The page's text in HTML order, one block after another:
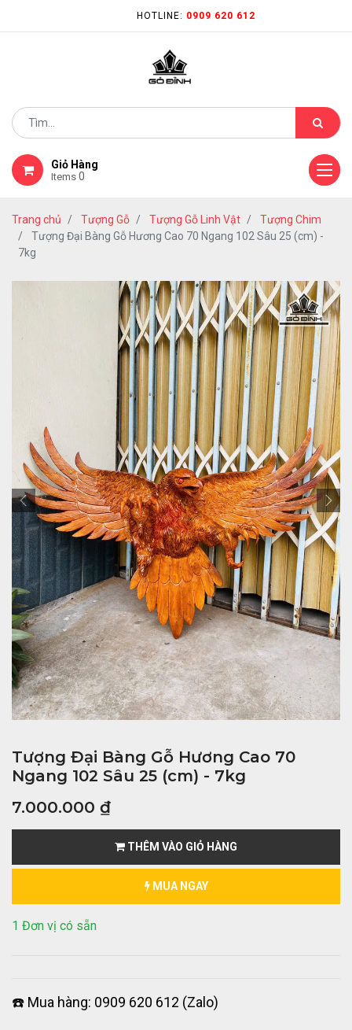
HOTLINE: 0909 620 612
Giỏ Hàng
Items 0
Trang chủ Tượng Gỗ Tượng Gỗ Linh Vật
Tượng Chim
Tượng Đại Bàng Gỗ Hương Cao 70 Ngang 102 Sâu 25 (cm) -
7kg
Tượng Đại Bàng Gỗ Hương Cao 70
Ngang 102 Sâu 25 (cm) - 7kg
7.000.000 ₫
THÊM VÀO GIỎ HÀNG
MUA NGAY
1 Đơn vị có sẵn
☎️ Mua hàng: 0909 620 612 (Zalo)